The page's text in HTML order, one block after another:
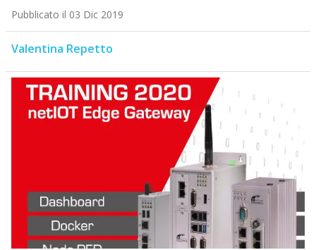
Pubblicato il 03 Dic 2019
Valentina Repetto